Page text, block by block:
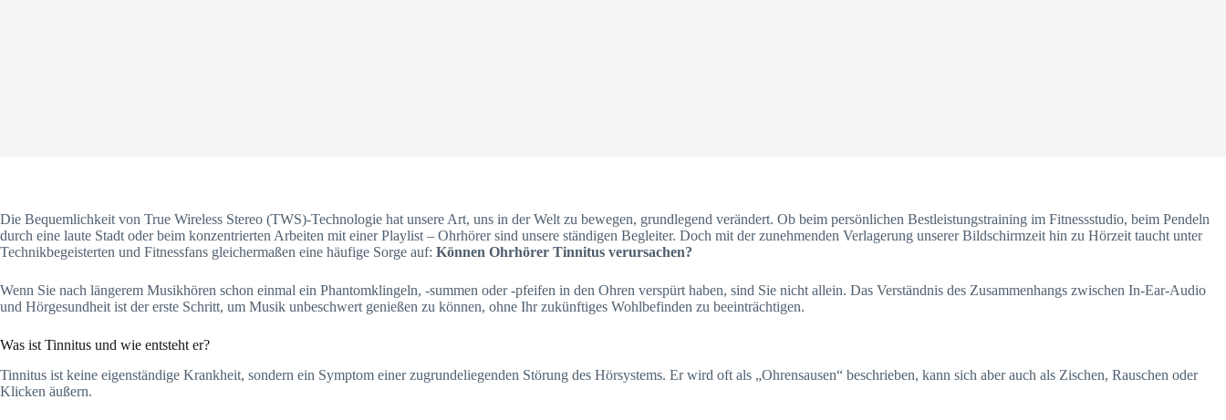
Die Bequemlichkeit von True Wireless Stereo (TWS)-Technologie hat unsere Art, uns in der Welt zu bewegen, grundlegend verändert. Ob beim persönlichen Bestleistungstraining im Fitnessstudio, beim Pendeln
durch eine laute Stadt oder beim konzentrierten Arbeiten mit einer Playlist – Ohrhörer sind unsere ständigen Begleiter. Doch mit der zunehmenden Verlagerung unserer Bildschirmzeit hin zu Hörzeit taucht unter
Technikbegeisterten und Fitnessfans gleichermaßen eine häufige Sorge auf: Können Ohrhörer Tinnitus verursachen?
Wenn Sie nach längerem Musikhören schon einmal ein Phantomklingeln, -summen oder -pfeifen in den Ohren verspürt haben, sind Sie nicht allein. Das Verständnis des Zusammenhangs zwischen In-Ear-Audio
und Hörgesundheit ist der erste Schritt, um Musik unbeschwert genießen zu können, ohne Ihr zukünftiges Wohlbefinden zu beeinträchtigen.
Was ist Tinnitus und wie entsteht er?
Tinnitus ist keine eigenständige Krankheit, sondern ein Symptom einer zugrundeliegenden Störung des Hörsystems. Er wird oft als „Ohrensausen“ beschrieben, kann sich aber auch als Zischen, Rauschen oder
Klicken äußern.